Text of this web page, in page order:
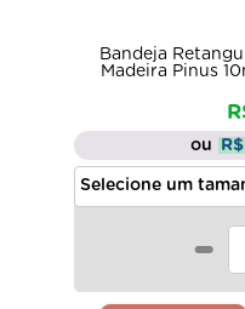
Bandeja
Madeira Pinus
ou
-